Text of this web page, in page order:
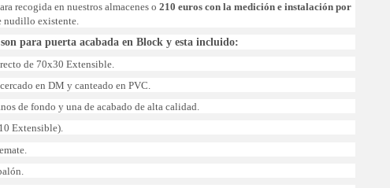
recogida en nuestros almacenes o 210 euros con la medición e instalación por
nudillo existente.
son para puerta acabada en Block y esta incluido:
de 70x30 Extensible.
en DM y canteado en PVC.
de fondo y una de acabado de alta calidad.
Extensible).